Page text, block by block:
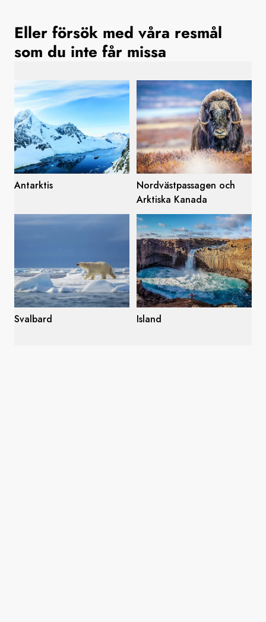
Sverige
Danmark
Norge
Eller försök med våra resmål
som du inte får missa
Antarktis
Nordvästpassagen och
Arktiska Kanada
Svalbard Island